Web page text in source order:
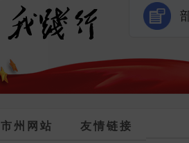
市州网站 友情链接